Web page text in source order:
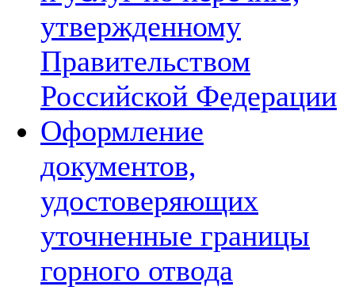
утвержденному
Правительством
Российской Федерации
Оформление
документов,
удостоверяющих
уточненные границы
горного отвода